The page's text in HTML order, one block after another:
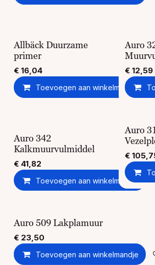
Allbäck Duurzame
primer
€ 16,04
Toevoegen aan winkelmandje
Auro
€ 12,59
Auro 342
Kalkmuurvulmiddel
€ 41,82
Toevoegen aan winkelmandje
Auro
€
Auro 509 Lakplamuur
€ 23,50
Toevoegen aan winkelmandje